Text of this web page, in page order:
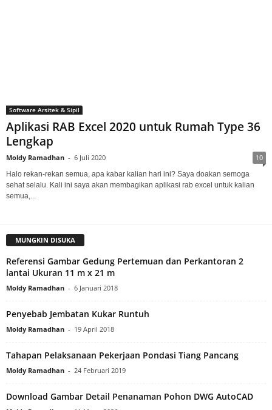
Software Arsitek & Sipil
Aplikasi RAB Excel 2020 untuk Rumah Type 36
Lengkap
Moldy Ramadhan - 6 Juli 2020 10
Halo rekan-rekan semua, apa kabar kalian hari ini? Saya doakan semoga
sehat selalu. Kali ini saya akan membagikan aplikasi rab excel untuk kalian
semua,...
MUNGKIN DISUKA
Referensi Gambar Gedung Pertemuan dan Perkantoran 2
lantai Ukuran 11 m x 21 m
Moldy Ramadhan - 6 Januari 2018
Penyebab Jembatan Kukar Runtuh
Moldy Ramadhan - 19 April 2018
Tahapan Pelaksanaan Pekerjaan Pondasi Tiang Pancang
Moldy Ramadhan - 24 Februari 2019
Download Gambar Detail Penanaman Pohon DWG AutoCAD